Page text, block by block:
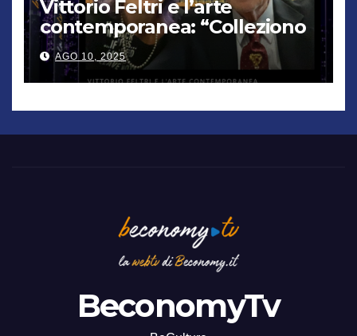
Vittorio Feltri e l’arte
contemporanea: “Colleziono
De Chirico. Cattelan? Un
genio”
AGO 10, 2025
BeconomyTv